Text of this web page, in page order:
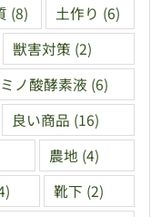
(8) 土作り (6)
獣害対策 (2)
ノ酸酵素液 (6)
良い商品 (16)
農地 (4)
靴下 (2)